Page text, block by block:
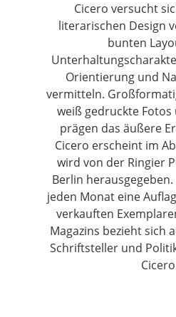
Cicero versucht
literarischen Design
bunten
Orientierung und
vermitteln.
weiß gedruckte
prägen das äußere
Cicero erscheint im
wird von der Ringier
Berlin
jeden Monat eine
verkauften
Magazins bezieht sich
Schriftsteller und